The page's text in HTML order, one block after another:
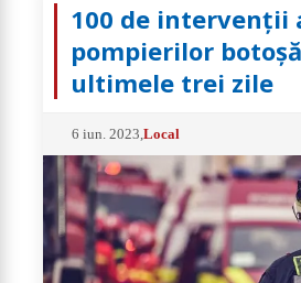
100 de intervenții
pompierilor
ultimele trei zile
6 iun. 2023 ,Local